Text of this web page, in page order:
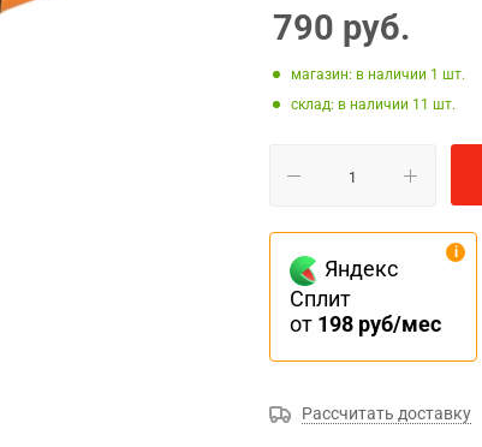
790 руб.
Магазин: в наличии 1
Склад: в наличии 11
Яндекс
Сплит
от 198 руб/мес
Рассчитать доставку